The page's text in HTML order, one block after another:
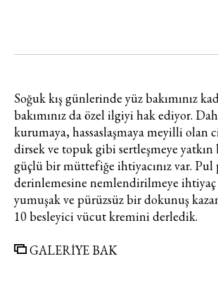
Soğuk kış günlerinde yüz bakımınız
bakımınız da özel ilgiyi hak ediyor.
kurumaya, hassaslaşmaya meyilli olan
dirsek ve topuk gibi sertleşmeye
güçlü bir müttefiğe ihtiyacınız var.
derinlemesine nemlendirilmeye
yumuşak ve pürüzsüz bir dokunuş
10 besleyici vücut kremini derledik.
GALERİYE BAK